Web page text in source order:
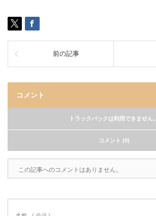
前の記事
コメント
トラックバックは利用できません。
コメント (0)
この記事へのコメントはありません。